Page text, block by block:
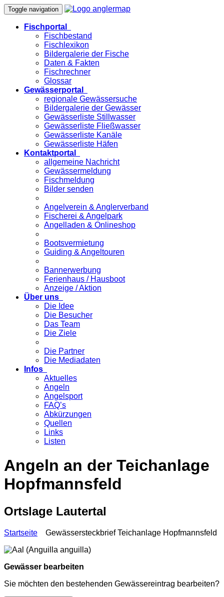
Toggle navigation
Fischportal
Fischbestand
Fischlexikon
Bildergalerie der Fische
Daten & Fakten
Fischrechner
Glossar
Gewässerportal
regionale Gewässersuche
Bildergalerie der Gewässer
Gewässerliste Stillwasser
Gewässerliste Fließwasser
Gewässerliste Kanäle
Gewässerliste Häfen
Kontaktportal
allgemeine Nachricht
Gewässermeldung
Fischmeldung
Bilder senden
Angelverein & Anglerverband
Fischerei & Angelpark
Angelladen & Onlineshop
Bootsvermietung
Guiding & Angeltouren
Bannerwerbung
Ferienhaus / Hausboot
Anzeige / Aktion
Über uns
Die Idee
Die Besucher
Das Team
Die Ziele
Die Partner
Die Mediadaten
Infos
Aktuelles
Angeln
Angelsport
FAQ’s
Abkürzungen
Quellen
Links
Listen
Angeln an der Teichanlage
Hopfmannsfeld
Ortslage Lautertal
Startseite Gewässersteckbrief Teichanlage Hopfmannsfeld
Gewässer bearbeiten
Sie möchten den bestehenden Gewässereintrag bearbeiten?